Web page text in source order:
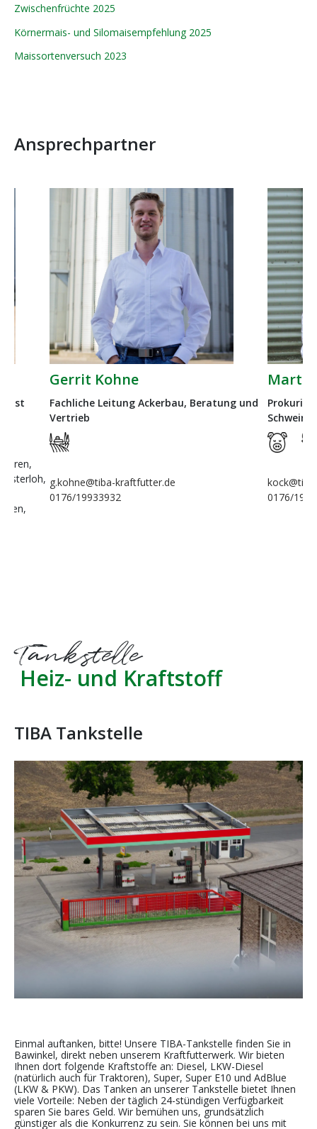
Zwischenfrüchte 2025
Körnermais- und Silomaisempfehlung 2025
Maissortenversuch 2023
Ansprechpartner
Gerrit Kohne
Fachliche Leitung Ackerbau, Beratung und
Vertrieb
g.kohne@tiba-kraftfutter.de
0176/19933932
Martin
Schwein
0176/
Tankstelle
Heiz- und Kraftstoff
TIBA Tankstelle
Einmal auftanken, bitte! Unsere TIBA-Tankstelle finden Sie in
Bawinkel, direkt neben unserem Kraftfutterwerk. Wir bieten
Ihnen dort folgende Kraftstoffe an: Diesel, LKW-Diesel
(natürlich auch für Traktoren), Super, Super E10 und AdBlue
(LKW & PKW). Das Tanken an unserer Tankstelle bietet Ihnen
viele Vorteile: Neben der täglich 24-stündigen Verfügbarkeit
sparen Sie bares Geld. Wir bemühen uns, grundsätzlich
günstiger als die Konkurrenz zu sein. Sie können bei uns mit